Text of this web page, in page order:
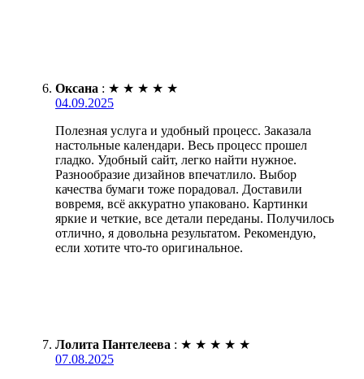
Оксана : ★ ★ ★ ★ ★
04.09.2025
Полезная услуга и удобный процесс. Заказала
настольные календари. Весь процесс прошел
гладко. Удобный сайт, легко найти нужное.
Разнообразие дизайнов впечатлило. Выбор
качества бумаги тоже порадовал. Доставили
вовремя, всё аккуратно упаковано. Картинки
яркие и четкие, все детали переданы. Получилось
отлично, я довольна результатом. Рекомендую,
если хотите что-то оригинальное.
Лолита Пантелеева : ★ ★ ★ ★ ★
07.08.2025